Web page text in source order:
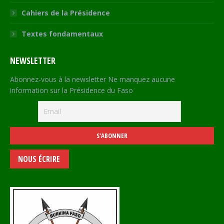
Cahiers de la Présidence
Textes fondamentaux
NEWSLETTER
Abonnez-vous à la newsletter Ne manquez aucune
information sur la Présidence du Faso
NOUS ÉCRIRE